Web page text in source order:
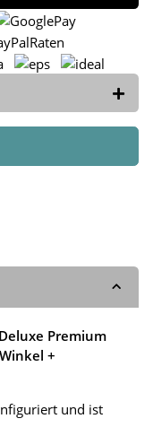
Premium
+
und ist